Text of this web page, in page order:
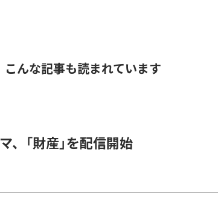
こんな記事も読まれています
、「財産」を配信開始